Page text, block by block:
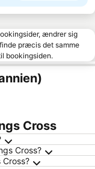
ændrer sig
præcis det samme
bookingsiden.
Cross
Cross?